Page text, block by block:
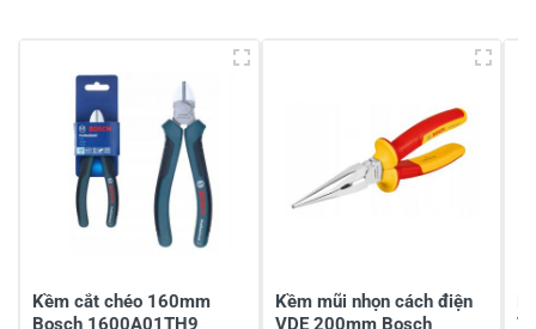
3
1
Chia sẻ nhận xét về sản phẩm
Kềm cắt chéo 160mm
Bosch 1600A01TH9
Kềm mũi nhọn cách điện
VDE 200mm Bosch